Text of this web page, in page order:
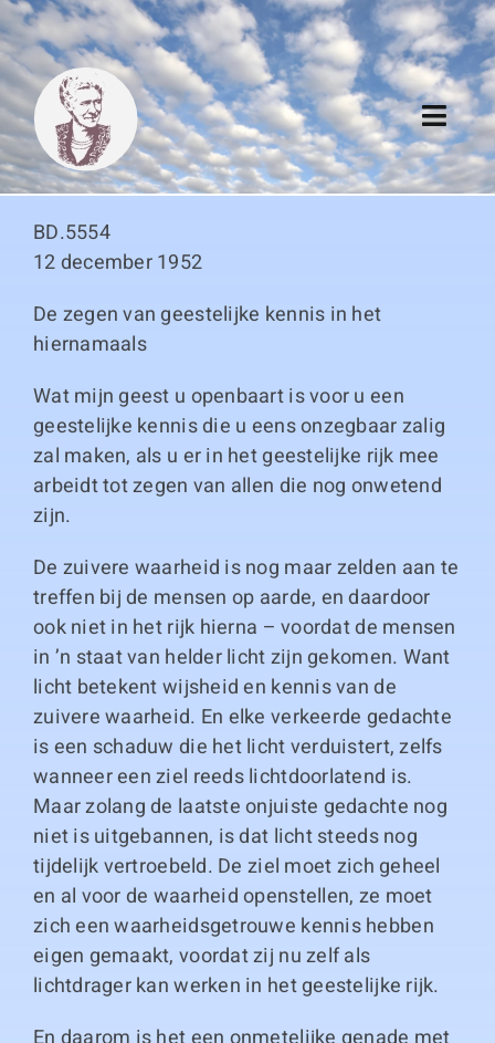
Skip
to
content
Algemeen
Thema boeken
Duitse boeken
Links
BD.5554
12 december 1952
De zegen van geestelijke kennis in het
hiernamaals
Wat mijn geest u openbaart is voor u een
geestelijke kennis die u eens onzegbaar zalig
zal maken, als u er in het geestelijke rijk mee
arbeidt tot zegen van allen die nog onwetend
zijn.
De zuivere waarheid is nog maar zelden aan te
treffen bij de mensen op aarde, en daardoor
ook niet in het rijk hierna – voordat de mensen
in ’n staat van helder licht zijn gekomen. Want
licht betekent wijsheid en kennis van de
zuivere waarheid. En elke verkeerde gedachte
is een schaduw die het licht verduistert, zelfs
wanneer een ziel reeds lichtdoorlatend is.
Maar zolang de laatste onjuiste gedachte nog
niet is uitgebannen, is dat licht steeds nog
tijdelijk vertroebeld. De ziel moet zich geheel
en al voor de waarheid openstellen, ze moet
zich een waarheidsgetrouwe kennis hebben
eigen gemaakt, voordat zij nu zelf als
lichtdrager kan werken in het geestelijke rijk.